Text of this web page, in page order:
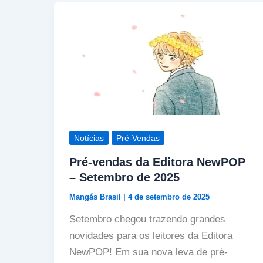
Notícias Pré-Vendas
Pré-vendas da Editora NewPOP
– Setembro de 2025
Mangás Brasil | 4 de setembro de 2025
Setembro chegou trazendo grandes
novidades para os leitores da Editora
NewPOP! Em sua nova leva de pré-